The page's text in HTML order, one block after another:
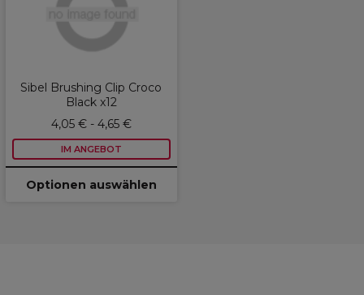
Sibel Brushing Clip Croco
Black x12
4,05 € - 4,65 €
IM ANGEBOT
Optionen auswählen